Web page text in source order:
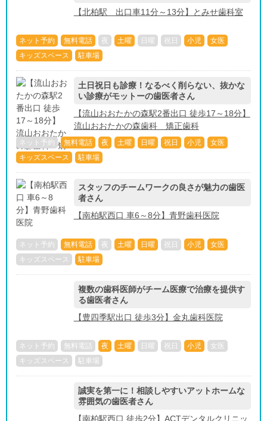
【北柏駅 出口車11分～13分】とみせ歯科室
ネット予約 無料電話 夜 土曜 日曜 祝日 小児
女医
キッズスペース
駐車場
土日祝日も診療！なるべく削らない、抜かな
い診療がモットーの歯医者さん
【流山おおたかの森駅2番出口 徒歩17～18分】
流山おおたかの森歯科 矯正歯科
ネット予約 無料電話 夜 土曜 日曜 祝日 小児
女医
キッズスペース
駐車場
スタッフのチームワークの良さが魅力の歯医
者さん
【南柏駅西口 車6～8分】青野歯科医院
ネット予約 無料電話 夜 土曜 日曜 祝日 小児
女医
キッズスペース
駐車場
複数の歯科医師がチーム医療で治療を提供す
る歯医者さん
【豊四季駅出口 徒歩3分】金丸歯科医院
ネット予約 無料電話 夜 土曜 日曜 祝日 小児
女医
キッズスペース
駐車場
誠実を第一に！相談しやすいアットホームな
雰囲気の歯医者さん
【南柏駅西口 徒歩2分】ACTデンタルクリニッ